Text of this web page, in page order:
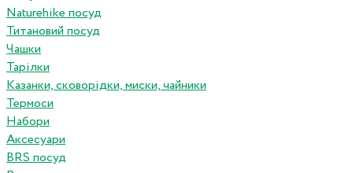
Naturehike посуд
Титановий посуд
Чашки
Тарілки
Казанки, сковорідки, миски, чайники
Термоси
Набори
Аксесуари
BRS посуд